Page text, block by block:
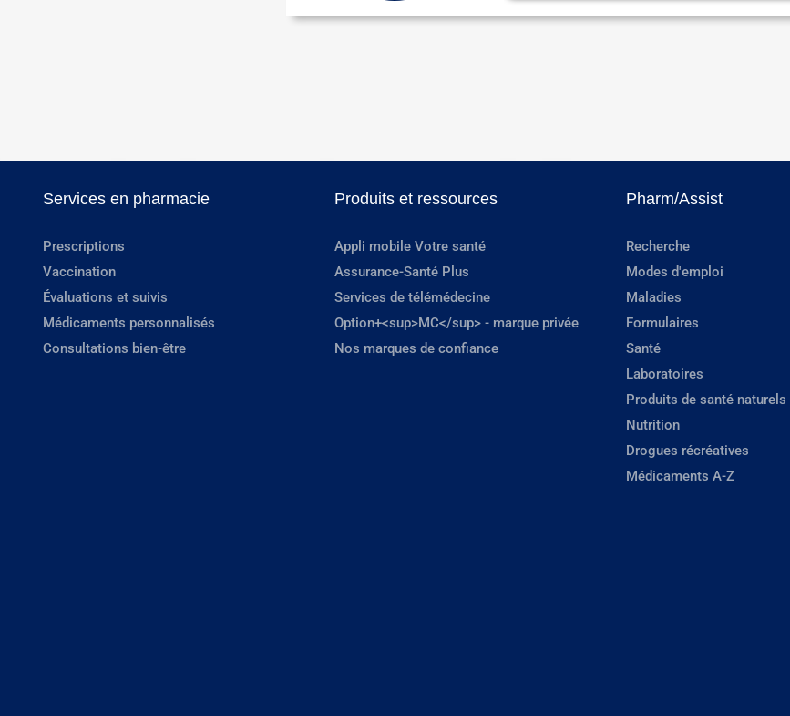
Services en pharmacie
Prescriptions
Vaccination
Évaluations et suivis
Médicaments personnalisés
Consultations bien-être
Produits et ressources
Appli mobile Votre santé
Assurance-Santé Plus
Services de télémédecine
Option+<sup>MC</sup> - marque privée
Nos marques de confiance
Pharm/Assist
Recherche
Modes d'emploi
Maladies
Formulaires
Santé
Laboratoires
Produits de santé naturels
Nutrition
Drogues récréatives
Médicaments A-Z